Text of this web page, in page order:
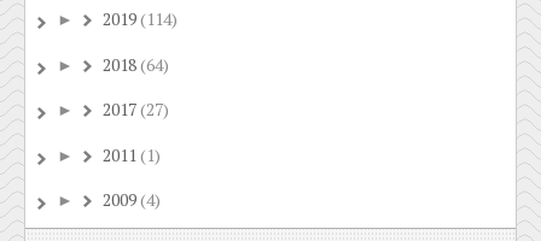
► 2019(114)
► 2018(64)
► 2017(27)
► 2011(1)
► 2009(4)